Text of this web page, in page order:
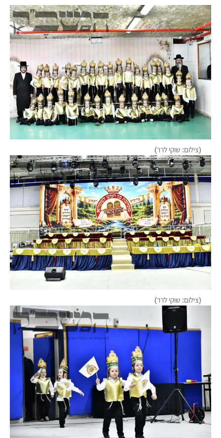
(צילום: שוקי לרר)
(צילום: שוקי לרר)